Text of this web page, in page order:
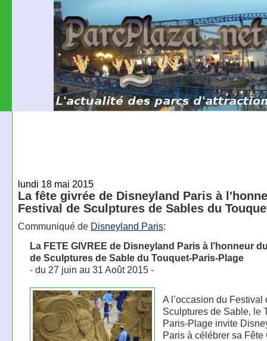
lundi 18 mai 2015
La fête givrée de Disneyland Paris à
Festival de Sculptures de Sables du
Communiqué de Disneyland Paris:
La FETE GIVREE de Disneyland Paris à l’honneur
de Sculptures de Sable du Touquet-Paris-Plage
- du 27 juin au 31 Août 2015 -
A l’occasion du Festival
Sculptures de Sable, le
Paris-Plage invite
Paris à célébrer sa Fête